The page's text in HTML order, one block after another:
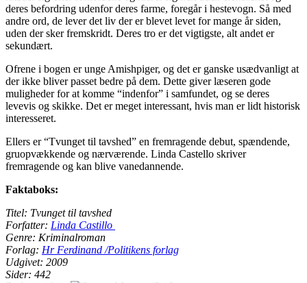
deres befordring udenfor deres farme, foregår i hestevogn. Så med
andre ord, de lever det liv der er blevet levet for mange år siden,
uden der sker fremskridt. Deres tro er det vigtigste, alt andet er
sekundært.
Ofrene i bogen er unge Amishpiger, og det er ganske usædvanligt at
der ikke bliver passet bedre på dem. Dette giver læseren gode
muligheder for at komme “indenfor” i samfundet, og se deres
levevis og skikke. Det er meget interessant, hvis man er lidt historisk
interesseret.
Ellers er “Tvunget til tavshed” en fremragende debut, spændende,
gruopvækkende og nærværende. Linda Castello skriver
fremragende og kan blive vanedannende.
Faktaboks:
Titel: Tvunget til tavshed
Forfatter: Linda Castillo
Genre: Kriminalroman
Forlag: Hr Ferdinand /Politikens forlag
Udgivet: 2009
Sider: 442